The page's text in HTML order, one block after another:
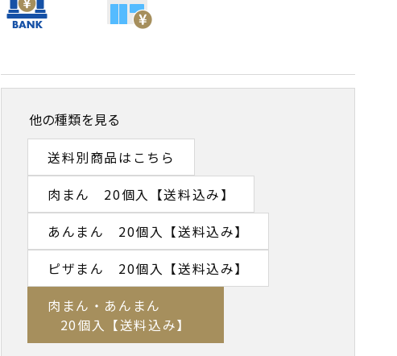
他の種類を見る
送料別商品はこちら
肉まん 20個入【送料込み】
あんまん 20個入【送料込み】
ピザまん 20個入【送料込み】
肉まん・あんまん
20個入【送料込み】